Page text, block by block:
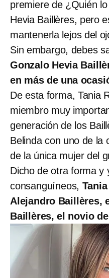
premiere de ¿Quién
Hevia Baillères, pero
mantenerla lejos del
Sin embargo, debes
Gonzalo Hevia
en más de una
De esta forma, Tania
miembro muy
generación de los
Belinda con uno de la
de la única mujer del
Dicho de otra forma y
consanguíneos,
Alejandro Baillères,
Baillères, el novio